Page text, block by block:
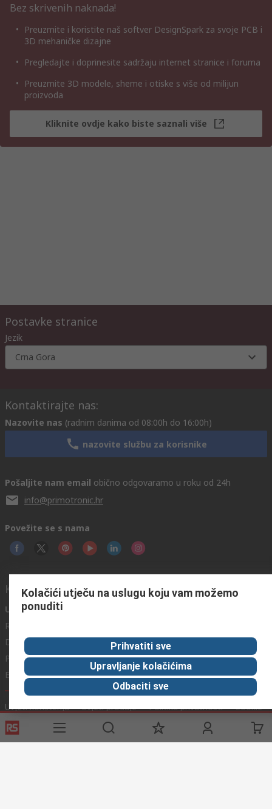
Bez skrivenih naknada!
Preuzmite i koristite naš softver DesignSpark za svoje PCB i
3D mehaničke dizajne
Pregledajte i doprinesite sadržaju internet stranice i foruma
Preuzmite 3D modele, sheme i otiske s više od milijun
proizvoda
Kliknite ovdje kako biste saznali više
Postavke stranice
Jezik
Crna Gora
Kontaktirajte nas:
Nazovite nas (radnim danima od 08:00h do 16:00h)
nazovite službu za korisnike
Pošaljite nam email obično odgovaramo u roku od 24h
info@primotronic.hr
Povežite se s nama
Korisne poveznice
Usluge
Registrirajte
Delivery
Payment
Export
RS u svijetu
Korporacija
ESG
Proizvodnja
Uvjeti korištenja Uvjeti prodaje Politika privatnosti
Cookie
Policy
Kolačići utječu na uslugu koju vam možemo
ponuditi
Prihvatiti sve
Upravljanje kolačićima
Odbaciti sve